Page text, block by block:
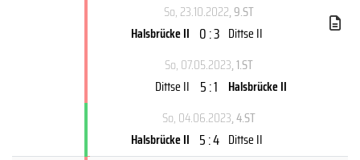
So, 23.10.2022, 9.ST
Halsbrücke II 0 : 3 Dittse II
So, 07.05.2023, 1.ST
Dittse II 5 : 1 Halsbrücke II
So, 04.06.2023, 4.ST
Halsbrücke II 5 : 4 Dittse II